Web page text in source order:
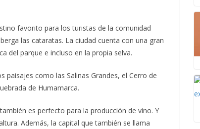
favorito para los turistas de la comunidad
las cataratas. La ciudad cuenta con una gran
del parque e incluso en la propia selva.
paisajes como las Salinas Grandes, el Cerro de
de Humamarca.
es perfecto para la producción de vino. Y
Además, la capital que también se llama